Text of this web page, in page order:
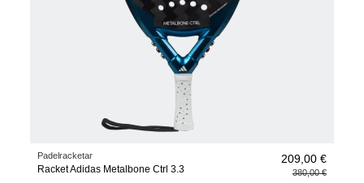
Padelracketar
Racket Adidas Metalbone Ctrl 3.3
209,00 €
380,00 €